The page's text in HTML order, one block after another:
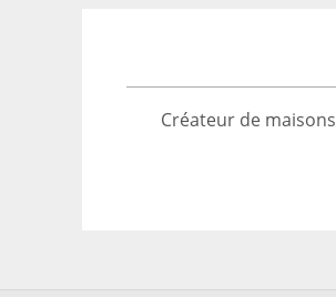
Créateur de maisons